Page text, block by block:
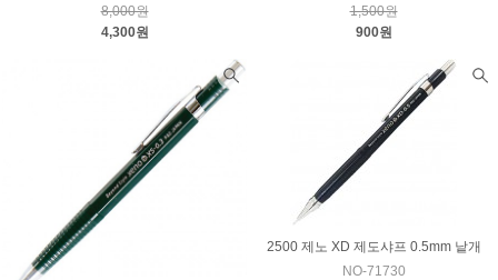
8,000원
4,300원
1,500원
900원
2500 제노 XD 제도샤프 0.5mm 낱개
NO-71730